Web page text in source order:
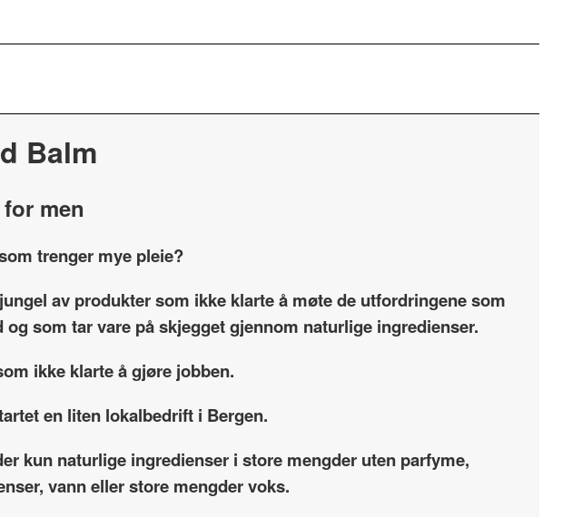
Balm
men
trenger mye pleie?
av produkter som ikke klarte å møte de utfordringene som
som tar vare på skjegget gjennom naturlige ingredienser.
ikke klarte å gjøre jobben.
en liten lokalbedrift i Bergen.
kun naturlige ingredienser i store mengder uten parfyme,
vann eller store mengder voks.